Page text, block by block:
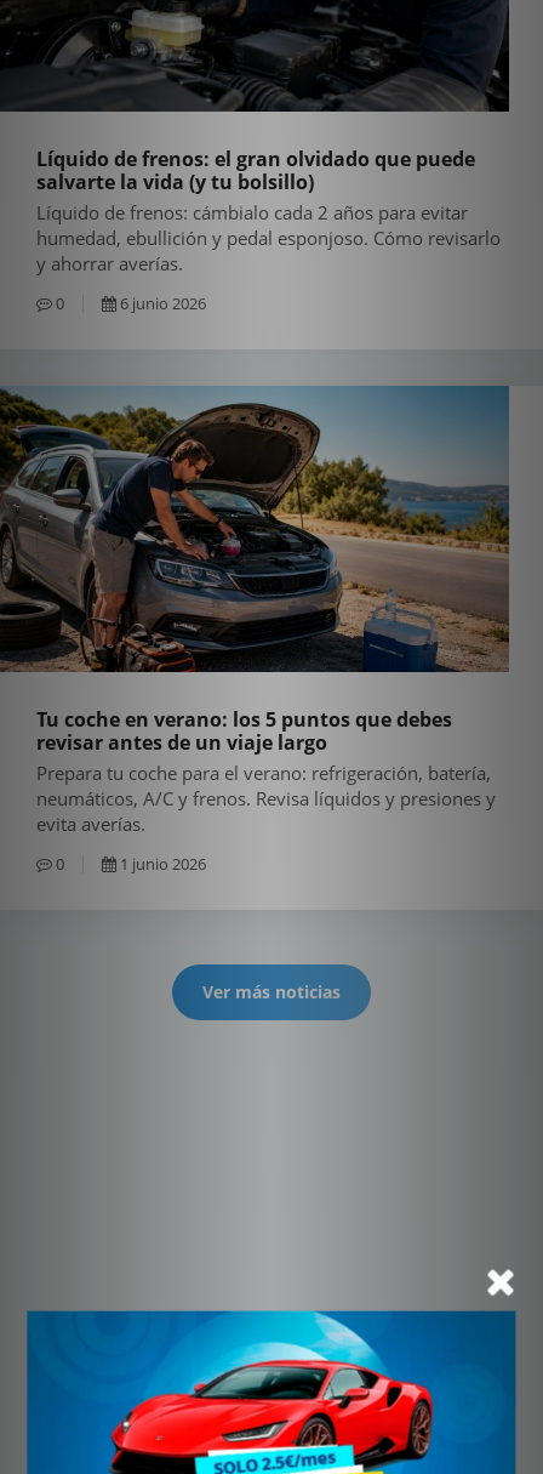
Líquido de frenos: el gran olvidado que puede
salvarte la vida (y tu bolsillo)
Líquido de frenos: cámbialo cada 2 años para evitar
humedad, ebullición y pedal esponjoso. Cómo revisarlo
y ahorrar averías.
0 6 junio 2026
Tu coche en verano: los 5 puntos que debes
revisar antes de un viaje largo
Prepara tu coche para el verano: refrigeración, batería,
neumáticos, A/C y frenos. Revisa líquidos y presiones y
evita averías.
0 1 junio 2026
Ver más noticias